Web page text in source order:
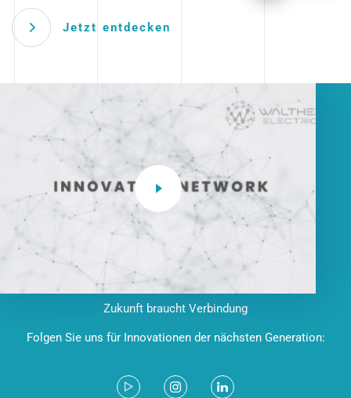
Jetzt entdecken
Zukunft braucht Verbindung
Folgen Sie uns für Innovationen der nächsten Generation: